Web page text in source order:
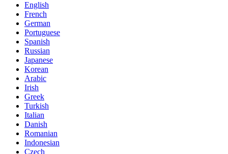
English
French
German
Portuguese
Spanish
Russian
Japanese
Korean
Arabic
Irish
Greek
Turkish
Italian
Danish
Romanian
Indonesian
Czech